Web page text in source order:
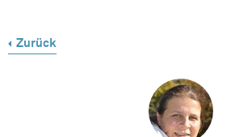
Zurück